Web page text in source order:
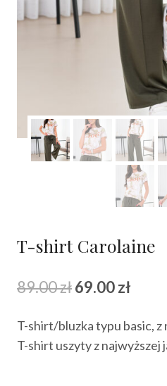
T-shirt Carolaine
89.00złPierwotna
wynosiła:
69.00zł
T-shirt/bluzka typu basic, z
T-shirt uszyty z najwyższej